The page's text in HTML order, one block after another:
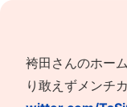
袴田さんのホー
り敢えずメンチ